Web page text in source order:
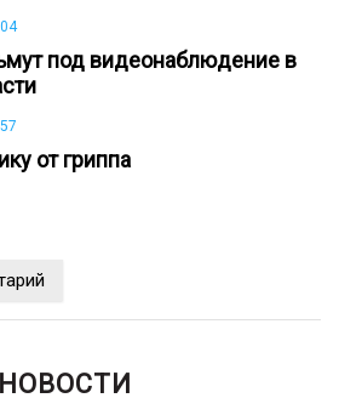
под видеонаблюдение в
от гриппа